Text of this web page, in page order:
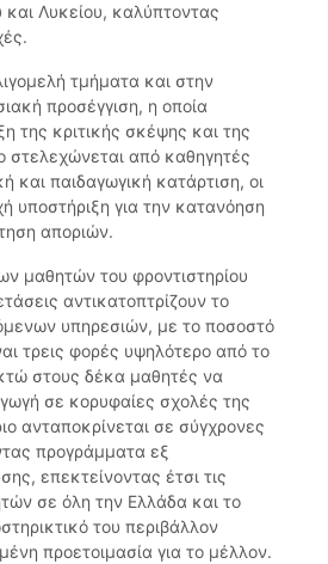
και Λυκείου, καλύπτοντας
τμήματα και στην
προσέγγιση, η οποία
της κριτικής σκέψης και της
στελεχώνεται από καθηγητές
και παιδαγωγική κατάρτιση, οι
υποστήριξη για την κατανόηση
αποριών.
μαθητών του φροντιστηρίου
αντικατοπτρίζουν το
υπηρεσιών, με το ποσοστό
τρεις φορές υψηλότερο από το
στους δέκα μαθητές να
σε κορυφαίες σχολές της
ανταποκρίνεται σε σύγχρονες
προγράμματα εξ
επεκτείνοντας έτσι τις
σε όλη την Ελλάδα και το
του περιβάλλον
προετοιμασία για το μέλλον.